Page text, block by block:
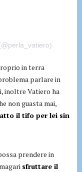
in terra
parlare in
inoltre Vatiero ha
non guasta mai,
il tifo per lei sin
prendere in
sfruttare il